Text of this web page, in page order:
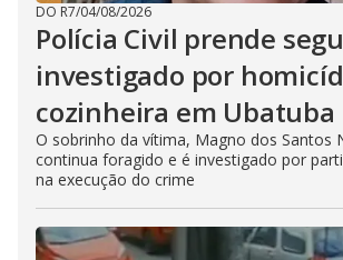
DO R7/04/08/2026
Polícia Civil prende
investigado por
cozinheira em Ubatuba
O sobrinho da vítima, Magno dos Santos
continua foragido e é investigado por
na execução do crime